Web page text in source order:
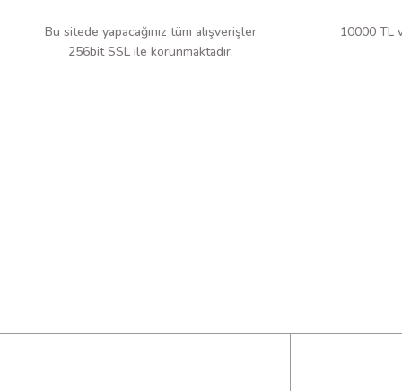
Veri Tutma (Data Hold)
Var
≤2.5V
Bu sitede yapacağınız tüm alışverişler
256bit SSL ile korunmaktadır.
10000 TL